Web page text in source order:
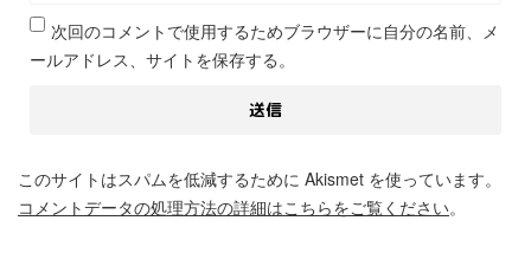
次回のコメントで使用するためブラウザーに自分の名前、メ
ールアドレス、サイトを保存する。
このサイトはスパムを低減するために Akismet を使っています。
コメントデータの処理方法の詳細はこちらをご覧ください。